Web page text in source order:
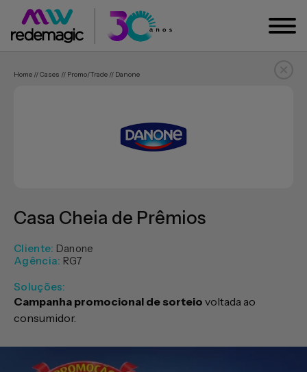
Home // Cases // Promo/trade // Danone
Casa Cheia de Prêmios
Cliente: Danone
Agência: RG7
Soluções:
Campanha promocional de sorteio voltada ao
consumidor.